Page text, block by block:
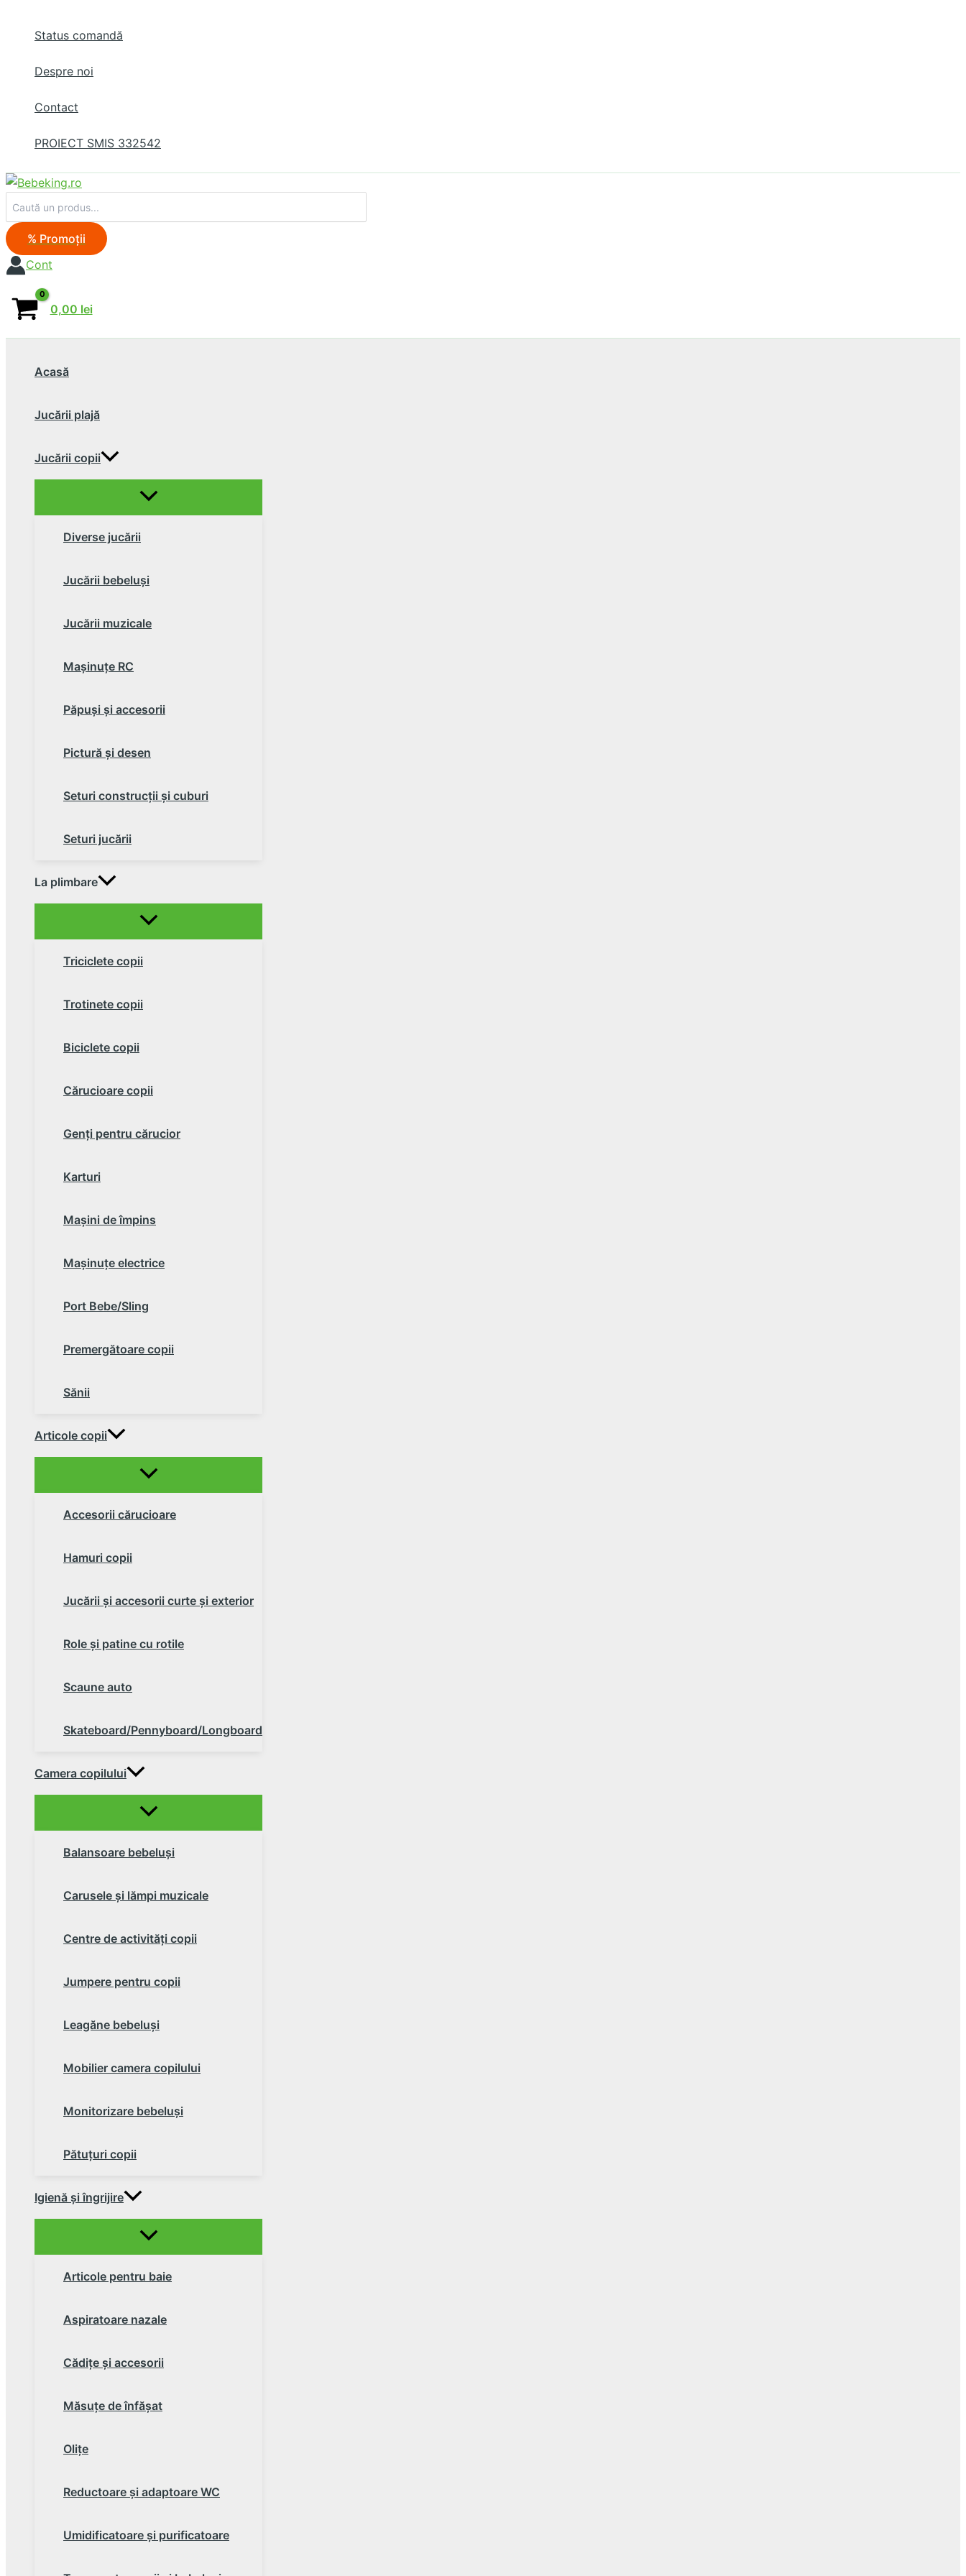
Status comandă
Despre noi
Contact
PROIECT SMIS 332542
for:
% Promoţii
Cont
0,00 lei
Acasă
Jucării plajă
Jucării copii
Diverse jucării
Jucării bebeluşi
Jucării muzicale
Maşinuţe RC
Păpuşi şi accesorii
Pictură şi desen
Seturi construcţii şi cuburi
Seturi jucării
La plimbare
Triciclete copii
Trotinete copii
Biciclete copii
Cărucioare copii
Genţi pentru cărucior
Karturi
Maşini de împins
Maşinuţe electrice
Port Bebe/Sling
Premergătoare copii
Sănii
Articole copii
Accesorii cărucioare
Hamuri copii
Jucării şi accesorii curte şi exterior
Role şi patine cu rotile
Scaune auto
Skateboard/Pennyboard/Longboard
Camera copilului
Balansoare bebeluşi
Carusele şi lămpi muzicale
Centre de activităţi copii
Jumpere pentru copii
Leagăne bebeluşi
Mobilier camera copilului
Monitorizare bebeluşi
Pătuţuri copii
Igienă şi îngrijire
Articole pentru baie
Aspiratoare nazale
Cădiţe şi accesorii
Măsuţe de înfăşat
Oliţe
Reductoare şi adaptoare WC
Umidificatoare şi purificatoare